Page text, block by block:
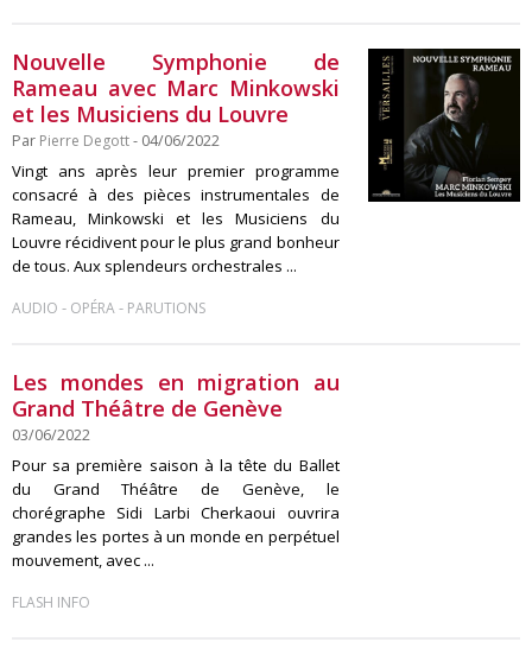
Nouvelle Symphonie de
Rameau avec Marc Minkowski
et les Musiciens du Louvre
Par Pierre Degott- 04/06/2022
Vingt ans après leur premier programme
consacré à des pièces instrumentales de
Rameau, Minkowski et les Musiciens du
Louvre récidivent pour le plus grand bonheur
de tous. Aux splendeurs orchestrales ...
AUDIO - OPÉRA- PARUTIONS
Les mondes en migration au
Grand Théâtre de Genève
03/06/2022
Pour sa première saison à la tête du Ballet
du Grand Théâtre de Genève, le
chorégraphe Sidi Larbi Cherkaoui ouvrira
grandes les portes à un monde en perpétuel
mouvement, avec ...
FLASH INFO